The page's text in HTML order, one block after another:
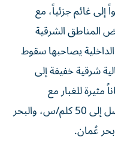
غائم جزئياً، مع
المناطق الشرقية
يصاحبها سقوط
شرقية خفيفة إلى
مثيرة للغبار مع
السحب، وسرعتها من 10 إلى 25 تصل إلى 50 كلم/س، والبحر
عُمان.